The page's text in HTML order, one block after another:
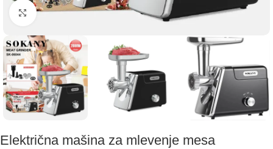
Kliknite za uvećanje
Električna mašina za mlevenje mesa